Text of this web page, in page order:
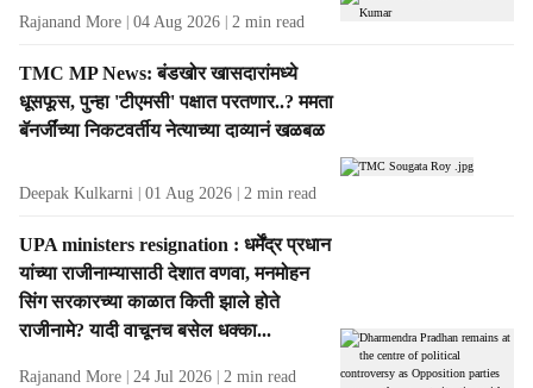
Rajanand More 04 Aug 2026 2 min read
TMC MP News: बंडखोर खासदारांमध्ये
धूसफूस, पुन्हा 'टीएमसी' पक्षात परतणार..? ममता
बॅनर्जींच्या निकटवर्तीय नेत्याच्या दाव्यानं खळबळ
Deepak Kulkarni 01 Aug 2026 2 min read
UPA ministers resignation : धर्मेंद्र प्रधान
यांच्या राजीनाम्यासाठी देशात वणवा, मनमोहन
सिंग सरकारच्या काळात किती झाले होते
राजीनामे? यादी वाचूनच बसेल धक्का...
Rajanand More 24 Jul 2026 2 min read